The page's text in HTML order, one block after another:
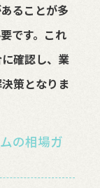
ることが多
です。これ
確認し、業
策となりま
の相場ガ